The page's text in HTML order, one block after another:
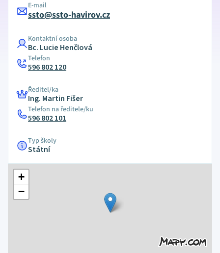
E-mail
ssto@ssto-havirov.cz
Kontaktní osoba
Bc. Lucie Henčlová
Telefon
596 802 120
Ředitel/ka
Ing. Martin Fišer
Telefon na ředitele/ku
596 802 101
Typ školy
Státní
+
−